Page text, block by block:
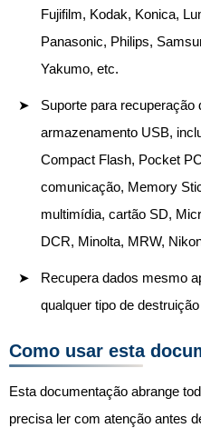
Fujifilm, Kodak, Konica,
Panasonic, Philips,
Yakumo, etc.
Suporte para recuperação
armazenamento USB,
Compact Flash, Pocket
comunicação, Memory
multimídia, cartão SD,
DCR, Minolta, MRW,
Recupera dados mesmo
qualquer tipo de
Como usar esta
Esta documentação abrange
precisa ler com atenção antes